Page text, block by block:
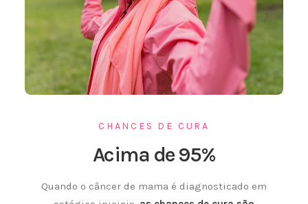
CHANCES DE CURA
Acima de 95%
Quando o câncer de mama é diagnosticado em